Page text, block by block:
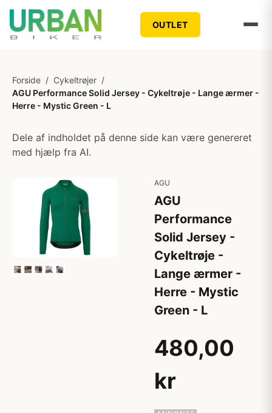
OUTLET
Forside / Cykeltrøjer /
AGU Performance Solid Jersey - Cykeltrøje - Lange ærmer -
Herre - Mystic Green - L
Dele af indholdet på denne side kan være genereret
med hjælp fra AI.
AGU
AGU
Performance
Solid Jersey -
Cykeltrøje -
Lange ærmer -
Herre - Mystic
Green - L
480,00
kr